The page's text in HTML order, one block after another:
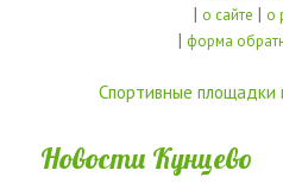
| о сайте | о
| форма
Спортивные площадки
Новости Кунцево